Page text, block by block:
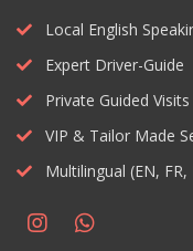
Local English
Expert Driver-Guide
Private Guided Visits
VIP & Tailor Made
Multilingual (EN, FR,